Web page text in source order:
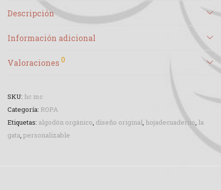
Descripción
Información adicional
Valoraciones 0
SKU: hc mc
Categoría: ROPA
Etiquetas: algodón orgánico diseño original hojadecuaderno la
gata personalizable